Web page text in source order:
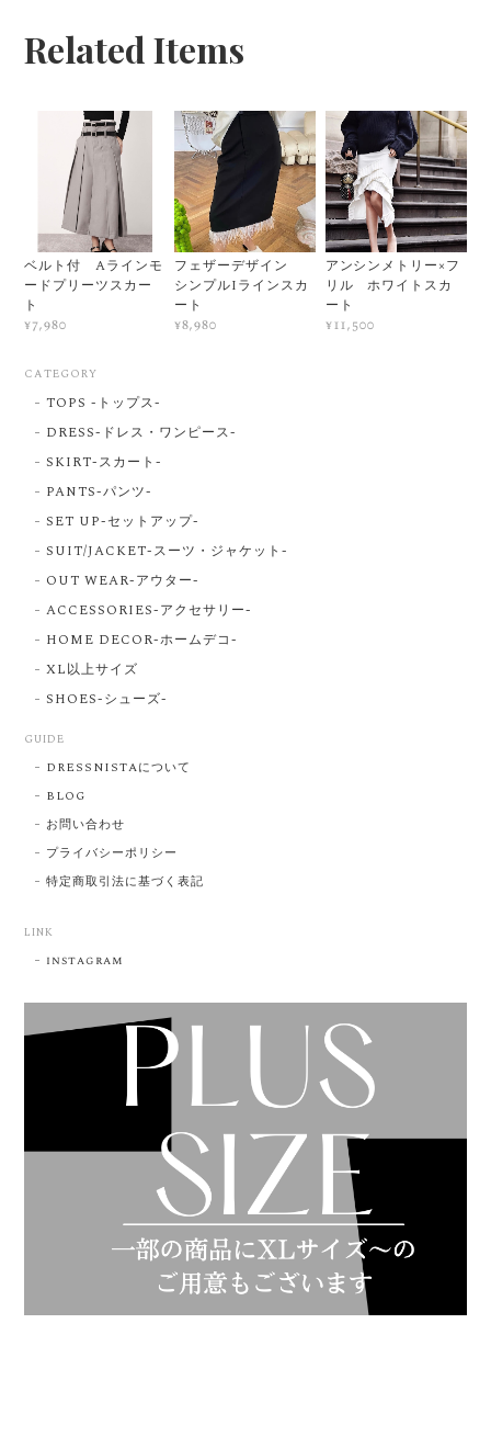
Related Items
ベルト付 Aラインモ
ードプリーツスカー
ト
¥7,980
フェザーデザイン
シンプルIラインスカ
ート
¥8,980
アンシンメトリー×フ
リル ホワイトスカ
ート
¥11,500
CATEGORY
TOPS -トップス-
DRESS-ドレス・ワンピース-
SKIRT-スカート-
PANTS-パンツ-
SET UP-セットアップ-
SUIT/JACKET-スーツ・ジャケット-
OUT WEAR-アウター-
ACCESSORIES-アクセサリー-
HOME DECOR-ホームデコ-
XL以上サイズ
SHOES-シューズ-
GUIDE
DRESSNISTAについて
BLOG
お問い合わせ
プライバシーポリシー
特定商取引法に基づく表記
LINK
instagram